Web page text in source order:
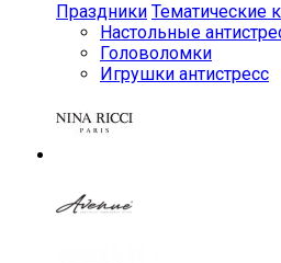
Праздники Тематические
Настольные
Головоломки
Игрушки антистресс